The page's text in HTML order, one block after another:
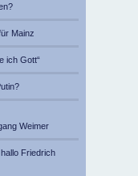
Mainz
ich Gott“
Weimer
Friedrich